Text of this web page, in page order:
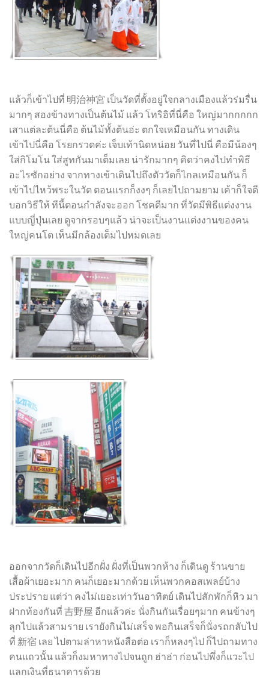
แล้วก็เข้าไปที่ 明治神宮 เป็นวัดที่ตั้งอยู่ใจกลางเมืองแล้วร่มรื่น
มากๆ สองข้างทางเป็นต้นไม้ แล้ว โทริอิที่นี่คือ ใหญ่มากกกกก
เสาแต่ละต้นนี่คือ ต้นไม้ทั้งต้นอ่ะ ตกใจเหมือนกัน ทางเดิน
เข้าไปนี่คือ โรยกรวดค่ะ เจ็บเท้านิดหน่อย วันที่ไปนี่ คือมีน้องๆ
ใส่กิโมโน ใส่สูทกันมาเต็มเลย น่ารักมากๆ คิดว่าคงไปทำพิธี
อะไรซักอย่าง จากทางเข้าเดินไปถึงตัววัดก็ไกลเหมือนกัน ก็
เข้าไปไหว้พระในวัด ตอนแรกก็งงๆ ก็เลยไปถามยาม เค้าก็ใจดี
บอกวิธีให้ ทีนี้ตอนกำลังจะออก โชคดีมาก ที่วัดมีพิธีแต่งงาน
แบบญี่ปุ่นเลย ดูจากรอบๆแล้ว น่าจะเป็นงานแต่งงานของคน
ใหญ่คนโต เห็นมีกล้องเต็มไปหมดเลย
ออกจากวัดก็เดินไปอีกฝั่ง ฝั่งที่เป็นพวกห้าง ก็เดินดู ร้านขาย
เสื้อผ้าเยอะมาก คนก็เยอะมากด้วย เห็นพวกคอสเพลย์บ้าง
ประปราย แต่ว่า คงไม่เยอะเท่าวันอาทิตย์ เดินไปสักพักก็หิว มา
ฝากท้องกันที่ 吉野屋 อีกแล้วค่ะ นั่งกินกันเรื่อยๆมาก คนข้างๆ
ลุกไปแล้วสามราย เรายังกินไม่เสร็จ พอกินเสร็จก็นั่งรถกลับไป
ที่ 新宿 เลย ไปตามล่าหาหนังสือต่อ เราก็หลงๆไป ก็ไปถามทาง
คนแถวนั้น แล้วก็งมหาทางไปจนถูก ฮ่าฮ่า ก่อนไปพึ่งก็แวะไป
แลกเงินที่ธนาคารด้วย